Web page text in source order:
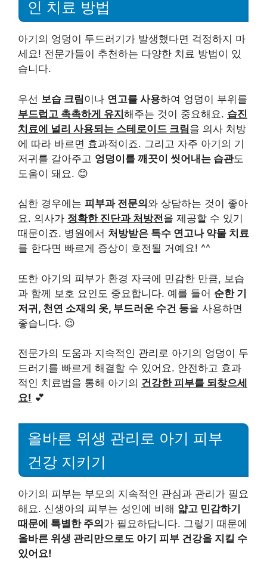
인 치료 방법
아기의 엉덩이 두드러기가 발생했다면 걱정하지 마
세요! 전문가들이 추천하는 다양한 치료 방법이 있
습니다.
우선 보습 크림이나 연고를 사용하여 엉덩이 부위를
부드럽고 촉촉하게 유지해주는 것이 중요해요. 습진
치료에 널리 사용되는 스테로이드 크림을 의사 처방
에 따라 바르면 효과적이죠. 그리고 자주 아기의 기
저귀를 갈아주고 엉덩이를 깨끗이 씻어내는 습관도
도움이 돼요. 😊
심한 경우에는 피부과 전문의 와 상담하는 것이 좋아
요. 의사가 정확한 진단과 처방전을 제공할 수 있기
때문이죠. 병원에서 처방받은 특수 연고나 약물 치료
를 한다면 빠르게 증상이 호전될 거예요! ^^
또한 아기의 피부가 환경 자극에 민감한 만큼, 보습
과 함께 보호 요인도 중요합니다. 예를 들어 순한 기
저귀, 천연 소재의 옷, 부드러운 수건 등을 사용하면
좋습니다. 😉
전문가의 도움과 지속적인 관리로 아기의 엉덩이 두
드러기를 빠르게 해결할 수 있어요. 안전하고 효과
적인 치료법을 통해 아기의 건강한 피부를 되찾으세
요! 💕
올바른 위생 관리로 아기 피부
건강 지키기
아기의 피부는 부모의 지속적인 관심과 관리가 필요
해요. 신생아의 피부는 성인에 비해 얇고 민감하기
때문에 특별한 주의 가 필요하답니다. 그렇기 때문에
올바른 위생 관리만으로도 아기 피부 건강을 지킬 수
있어요!